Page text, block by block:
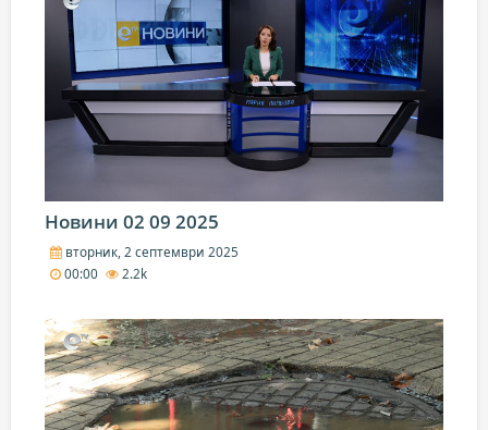
Новини 02 09 2025
вторник, 2 септември 2025
00:00
2.2k